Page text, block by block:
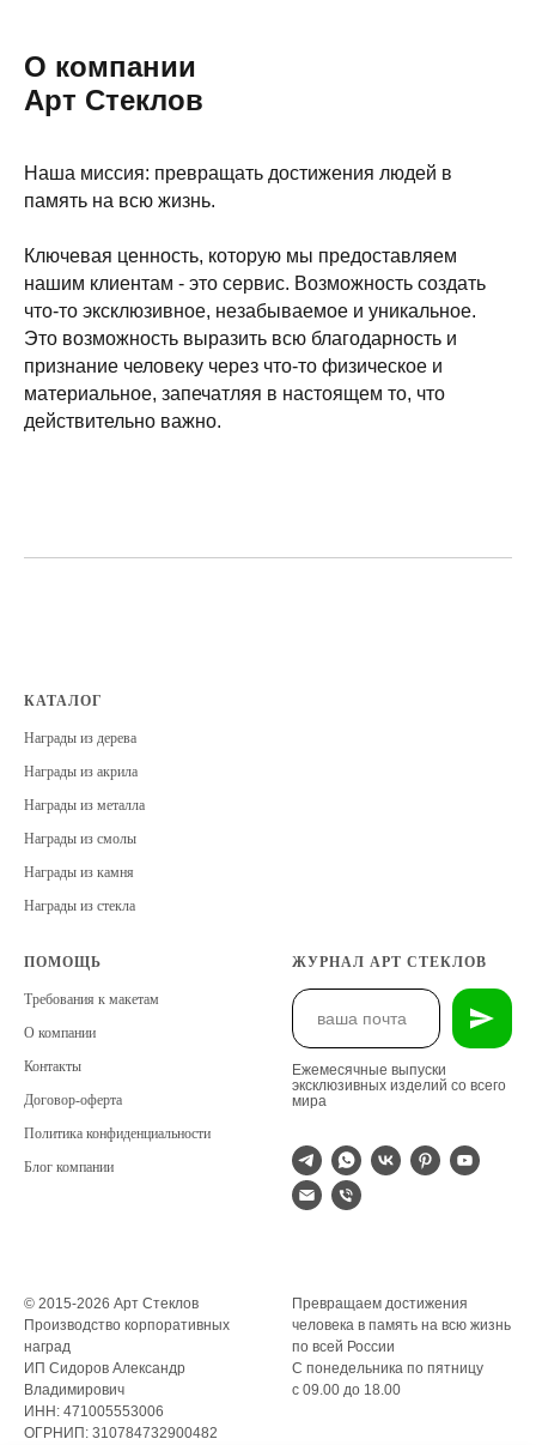
О компании
Арт Стеклов
Наша миссия: превращать достижения людей в
память на всю жизнь.
Ключевая ценность, которую мы предоставляем
нашим клиентам - это сервис. Возможность создать
что-то эксклюзивное, незабываемое и уникальное.
Это возможность выразить всю благодарность и
признание человеку через что-то физическое и
материальное, запечатляя в настоящем то, что
действительно важно.
КАТАЛОГ
Награды из дерева
Награды из акрила
Награды из металла
Награды из смолы
Награды из камня
Награды из стекла
ПОМОЩЬ
Требования к макетам
О компании
Контакты
Договор-оферта
Политика конфиденциальности
Блог компании
ЖУРНАЛ АРТ СТЕКЛОВ
Ежемесячные выпуски
эксклюзивных изделий со всего
мира
© 2015-2026 Арт Стеклов
Производство корпоративных
наград
ИП Сидоров Александр
Владимирович
ИНН: 471005553006
ОГРНИП: 310784732900482
Превращаем достижения
человека в память на всю жизнь
по всей России
С понедельника по пятницу
с 09.00 до 18.00